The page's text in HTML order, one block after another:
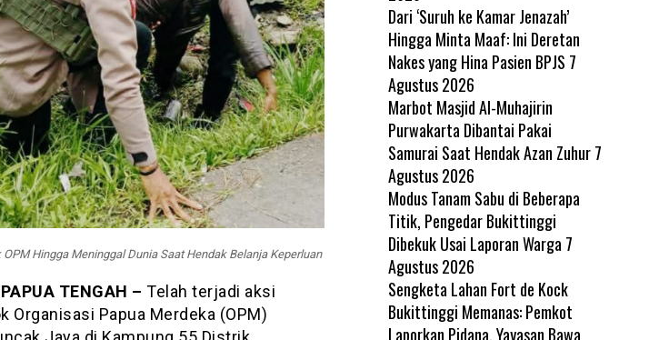
Hingga Meninggal Dunia Saat Hendak Belanja Keperluan
TENGAH – Telah terjadi aksi
Organisasi Papua Merdeka (OPM)
Dari ‘Suruh ke Kamar Jenazah’
Hingga Minta Maaf: Ini Deretan
Nakes yang Hina Pasien BPJS 7
Agustus 2026
Marbot Masjid Al-Muhajirin
Purwakarta Dibantai Pakai
Samurai Saat Hendak Azan Zuhur 7
Agustus 2026
Modus Tanam Sabu di Beberapa
Titik, Pengedar Bukittinggi
Dibekuk Usai Laporan Warga 7
Agustus 2026
Sengketa Lahan Fort de Kock
Bukittinggi Memanas: Pemkot
Laporkan Pidana, Yayasan Bawa